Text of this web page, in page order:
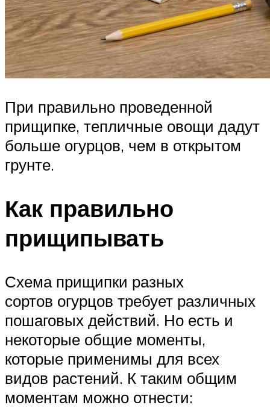
При правильно проведенной
прищипке, тепличные овощи дадут
больше огурцов, чем в открытом
грунте.
Как правильно
прищипывать
Схема прищипки разных
сортов огурцов требует различных
пошаговых действий. Но есть и
некоторые общие моменты,
которые применимы для всех
видов растений. К таким общим
моментам можно отнести: